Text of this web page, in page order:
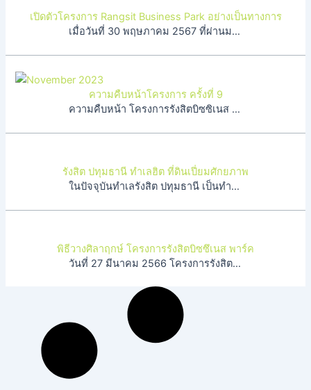
เปิดตัวโครงการ Rangsit Business Park อย่างเป็นทางการ
เมื่อวันที่ 30 พฤษภาคม 2567 ที่ผ่านมา โครงการ รังสิต บิ […]
ความคืบหน้าโครงการ ครั้งที่ 9
ความคืบหน้า โครงการรังสิตบิซซิเนส พาร์ค ประจำเดือน พฤษจ […]
รังสิต ปทุมธานี ทำเลฮิต ที่ดินเปี่ยมศักยภาพ
ในปัจจุบันทำเลรังสิต ปทุมธานี เป็นทำเลทองที่กำลังได้รับ […]
พิธีวางศิลาฤกษ์ โครงการรังสิตบิซซึเนส พาร์ค
วันที่ 27 มีนาคม 2566 โครงการรังสิตบิซซึเนส พาร์ค ได้ทำ […]